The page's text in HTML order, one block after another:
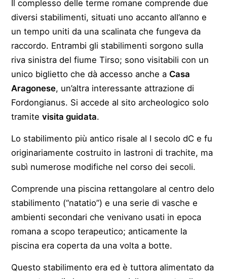
Il complesso delle terme romane comprende due
diversi stabilimenti, situati uno accanto all’anno e
un tempo uniti da una scalinata che fungeva da
raccordo. Entrambi gli stabilimenti sorgono sulla
riva sinistra del fiume Tirso; sono visitabili con un
unico biglietto che dà accesso anche a Casa
Aragonese, un’altra interessante attrazione di
Fordongianus. Si accede al sito archeologico solo
tramitevisita guidata.
Lo stabilimento più antico risale al I secolo dC e fu
originariamente costruito in lastroni di trachite, ma
subì numerose modifiche nel corso dei secoli.
Comprende una piscina rettangolare al centro delo
stabilimento (“natatio”) e una serie di vasche e
ambienti secondari che venivano usati in epoca
romana a scopo terapeutico; anticamente la
piscina era coperta da una volta a botte.
Questo stabilimento era ed è tuttora alimentato da